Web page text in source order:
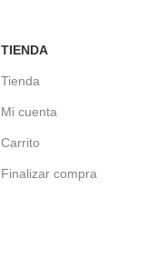
TIENDA
Tienda
Mi cuenta
Carrito
Finalizar compra